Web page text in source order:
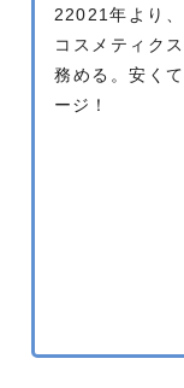
22021年より
コスメティク
務める。安く
ージ！